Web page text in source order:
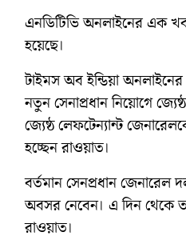
এনডিটিভি অনলাইনের এক
হয়েছে।
টাইমস অব ইন্ডিয়া
নতুন সেনাপ্রধান নিয়োগে
জ্যেষ্ঠ লেফটেন্যান্ট
হচ্ছেন রাওয়াত।
বর্তমান সেনপ্রধান জেনারেল
অবসর নেবেন। এ দিন থেকে
রাওয়াত।